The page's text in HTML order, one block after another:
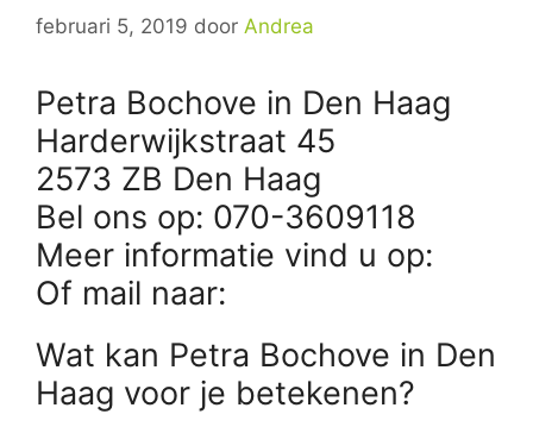
februari 5, 2019 door Andrea
Petra Bochove in Den Haag
Harderwijkstraat 45
2573 ZB Den Haag
Bel ons op: 070-3609118
Meer informatie vind u op:
Of mail naar:
Wat kan Petra Bochove in Den
Haag voor je betekenen?